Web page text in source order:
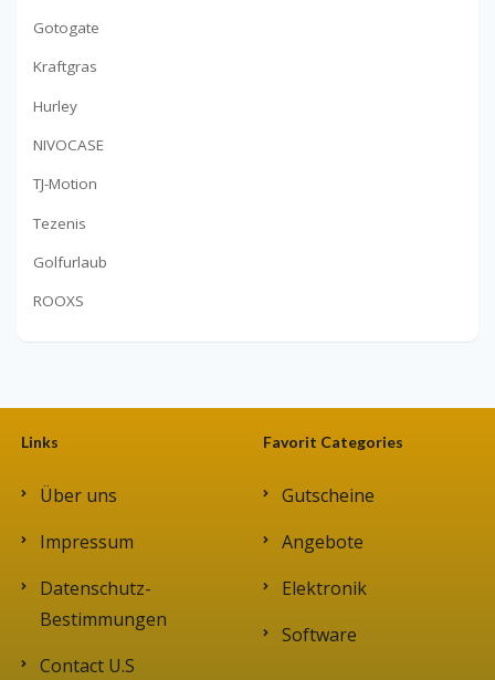
Gotogate
Kraftgras
Hurley
NIVOCASE
TJ-Motion
Tezenis
Golfurlaub
ROOXS
Links
Über uns
Impressum
Datenschutz-
Bestimmungen
Contact U.S
Favorit Categories
Gutscheine
Angebote
Elektronik
Software